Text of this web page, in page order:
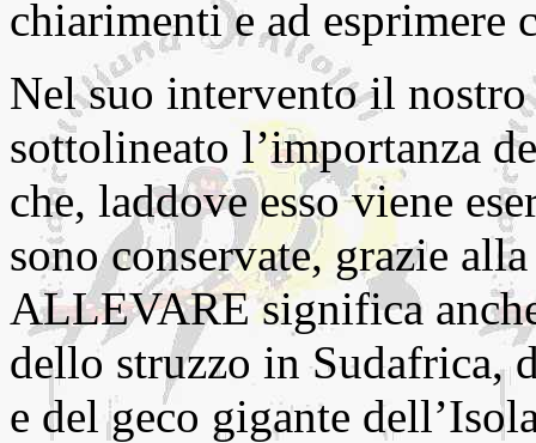
chiarimenti e ad esprimere
Nel suo intervento il
sottolineato l’importanza
che, laddove esso viene
sono conservate, grazie
ALLEVARE significa
dello struzzo in Sudafrica,
e del geco gigante